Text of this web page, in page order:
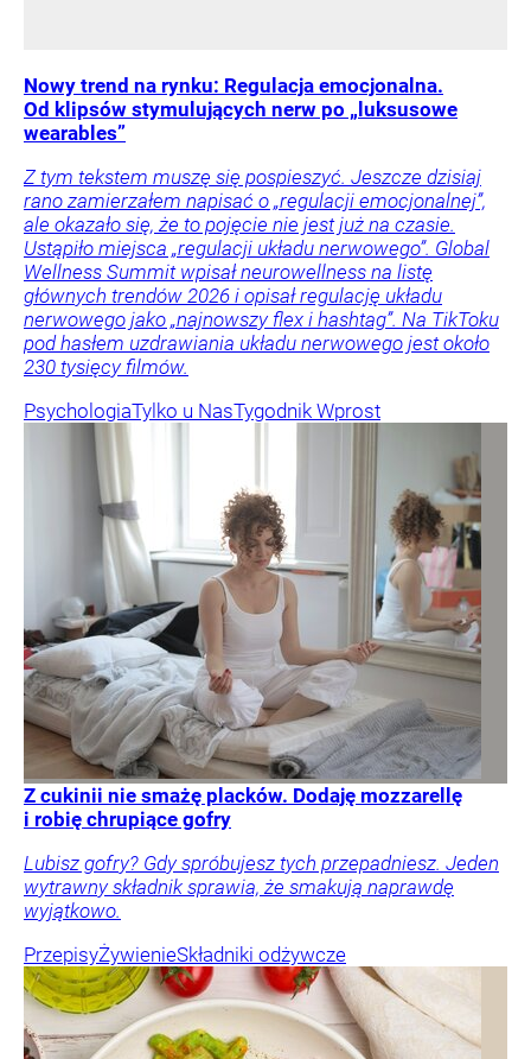
Nowy trend na rynku: Regulacja emocjonalna.
Od klipsów stymulujących nerw po „luksusowe
wearables”
Z tym tekstem muszę się pospieszyć. Jeszcze dzisiaj
rano zamierzałem napisać o „regulacji emocjonalnej”,
ale okazało się, że to pojęcie nie jest już na czasie.
Ustąpiło miejsca „regulacji układu nerwowego”. Global
Wellness Summit wpisał neurowellness na listę
głównych trendów 2026 i opisał regulację układu
nerwowego jako „najnowszy flex i hashtag”. Na TikToku
pod hasłem uzdrawiania układu nerwowego jest około
230 tysięcy filmów.
PsychologiaTylko u NasTygodnik Wprost
Z cukinii nie smażę placków. Dodaję mozzarellę
i robię chrupiące gofry
Lubisz gofry? Gdy spróbujesz tych przepadniesz. Jeden
wytrawny składnik sprawia, że smakują naprawdę
wyjątkowo.
PrzepisyŻywienieSkładniki odżywcze